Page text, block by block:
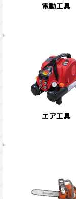
電動工具
エア工具